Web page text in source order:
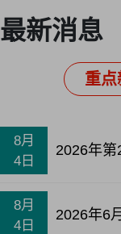
最新消息
重点
8月
4日
2026年
8月
4日
2026年6